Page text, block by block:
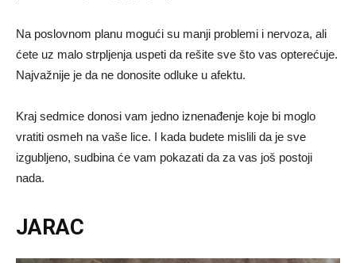
Na poslovnom planu mogući su manji problemi i nervoza, ali
ćete uz malo strpljenja uspeti da rešite sve što vas opterećuje.
Najvažnije je da ne donosite odluke u afektu.
Kraj sedmice donosi vam jedno iznenađenje koje bi moglo
vratiti osmeh na vaše lice. I kada budete mislili da je sve
izgubljeno, sudbina će vam pokazati da za vas još postoji
nada.
JARAC